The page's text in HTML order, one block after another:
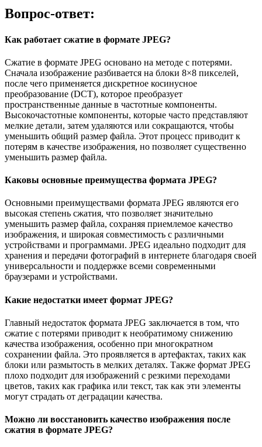
Вопрос-ответ:
Как работает сжатие в формате JPEG?
Сжатие в формате JPEG основано на методе с потерями.
Сначала изображение разбивается на блоки 8×8 пикселей,
после чего применяется дискретное косинусное
преобразование (DCT), которое преобразует
пространственные данные в частотные компоненты.
Высокочастотные компоненты, которые часто представляют
мелкие детали, затем удаляются или сокращаются, чтобы
уменьшить общий размер файла. Этот процесс приводит к
потерям в качестве изображения, но позволяет существенно
уменьшить размер файла.
Каковы основные преимущества формата JPEG?
Основными преимуществами формата JPEG являются его
высокая степень сжатия, что позволяет значительно
уменьшить размер файла, сохраняя приемлемое качество
изображения, и широкая совместимость с различными
устройствами и программами. JPEG идеально подходит для
хранения и передачи фотографий в интернете благодаря своей
универсальности и поддержке всеми современными
браузерами и устройствами.
Какие недостатки имеет формат JPEG?
Главный недостаток формата JPEG заключается в том, что
сжатие с потерями приводит к необратимому снижению
качества изображения, особенно при многократном
сохранении файла. Это проявляется в артефактах, таких как
блоки или размытость в мелких деталях. Также формат JPEG
плохо подходит для изображений с резкими переходами
цветов, таких как графика или текст, так как эти элементы
могут страдать от деградации качества.
Можно ли восстановить качество изображения после
сжатия в формате JPEG?